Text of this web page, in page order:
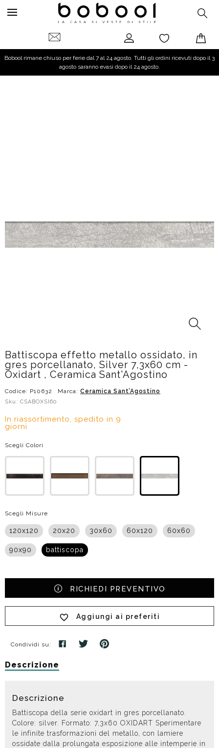
Bobool rimane chiuso per ferie dal 7 al 24 agosto. Tutti gli ordini ricevuti dopo il 3
agosto saranno evasi dopo il 24 agosto.
Battiscopa effetto metallo ossidato, in
gres porcellanato, Silver 7,3x60 cm -
Oxidart , Ceramica Sant'Agostino
Codice: P10632 Marca: Ceramica Sant’Agostino
Sku: CSABOXSI60
In riassortimento, spedito in 9
giorni
Scegli Colori
Scegli Misure
120x120 20x20 30x60 60x120 60x60
90x90 battiscopa
RICHIEDI PREVENTIVO
Aggiungi ai preferiti
Condividi su:
Descrizione
Descrizione
Battiscopa della serie oxidart in gres porcellanato.
Colore: silver. Formato: 7,3x60 OXIDART Sperimentare
le infinite trasformazioni del metallo, con lamiere
ossidate dalla prolungata esposizione alle intemperie in